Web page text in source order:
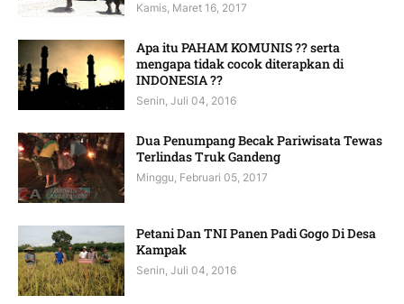
Kamis, Maret 16, 2017
Apa itu PAHAM KOMUNIS ?? serta
mengapa tidak cocok diterapkan di
INDONESIA ??
Senin, Juli 04, 2016
Dua Penumpang Becak Pariwisata Tewas
Terlindas Truk Gandeng
Minggu, Februari 05, 2017
Petani Dan TNI Panen Padi Gogo Di Desa
Kampak
Senin, Juli 04, 2016